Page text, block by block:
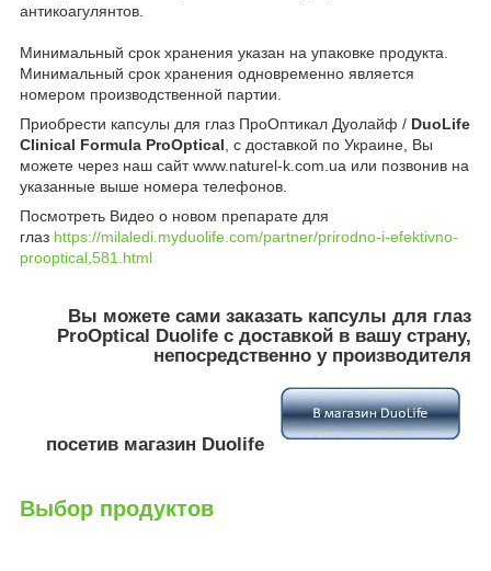
антикоагулянтов.
Минимальный срок хранения указан на упаковке продукта.
Минимальный срок хранения одновременно является
номером производственной партии.
Приобрести капсулы для глаз ПроОптикал Дуолайф / DuoLife
Clinical Formula ProOptical , с доставкой по Украине, Вы
можете через наш сайт www.naturel-k.com.ua или позвонив на
указанные выше номера телефонов.
Посмотреть Видео о новом препарате для
глаз https://milaledi.myduolife.com/partner/prirodno-i-efektivno-
prooptical,581.html
Вы можете сами заказать капсулы для глаз
ProOptical Duolife с доставкой в вашу страну,
непосредственно у производителя
посетив магазин Duolife
Выбор продуктов